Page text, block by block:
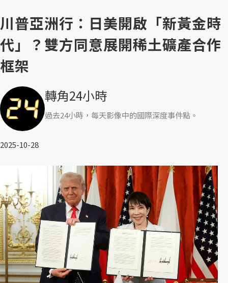
川普亞洲行：日美開啟「新黃金時
代」？雙方同意展開稀土礦產合作
框架
轉角24小時
過去24小時，每天影像中的國際深度事件點。
2025-10-28